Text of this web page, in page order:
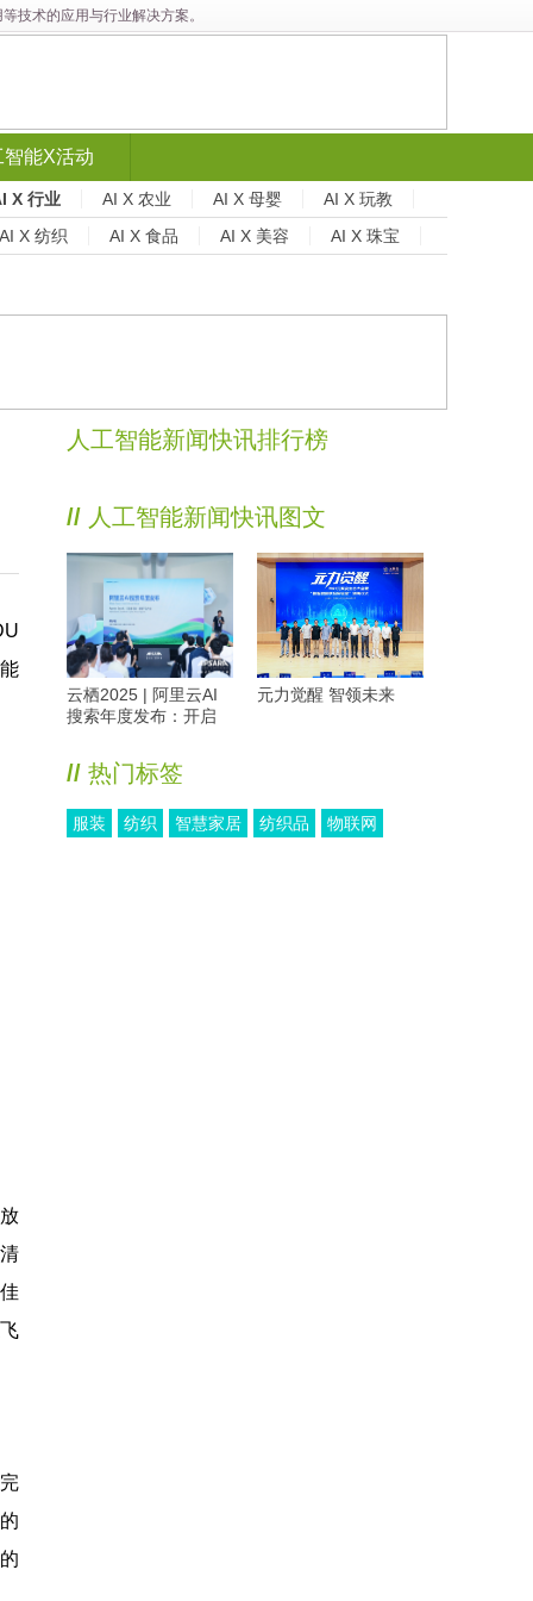
技术的应用与行业解决方案。
智能X活动
X 行业 AI X 农业 AI X 母婴
AI X 玩教
AI X 纺织 AI X 食品 AI X 美容 AI X 珠宝
人工智能新闻快讯排行榜
// 人工智能新闻快讯图文
云栖2025 | 阿里云AI
搜索年度发布：开启
新范式
元力觉醒 智领未来
// 热门标签
服装 纺织 智慧家居 纺织品 物联网